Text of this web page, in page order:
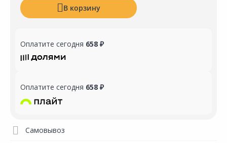
В корзину
Оплатите сегодня 658 ₽
Оплатите сегодня 658 ₽
Самовывоз